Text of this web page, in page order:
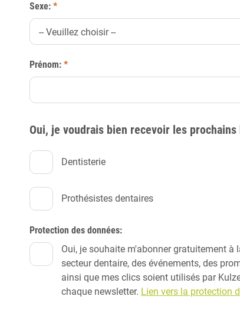
-- Veuillez choisir --
Sexe: *
Prénom: *
Oui, je voudrais bien recevoir les
Dentisterie
Prothésistes dentaires
Protection des données:
Oui, je souhaite m'abonner gratuitement
secteur dentaire, des événements, des
ainsi que mes clics soient utilisés par
chaque newsletter. Lien vers la protection